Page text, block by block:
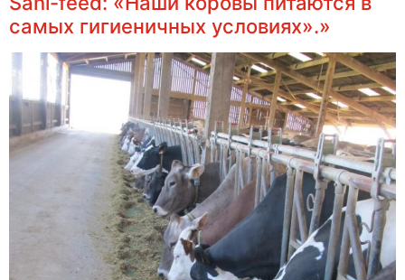
самых гигиеничных условиях».»